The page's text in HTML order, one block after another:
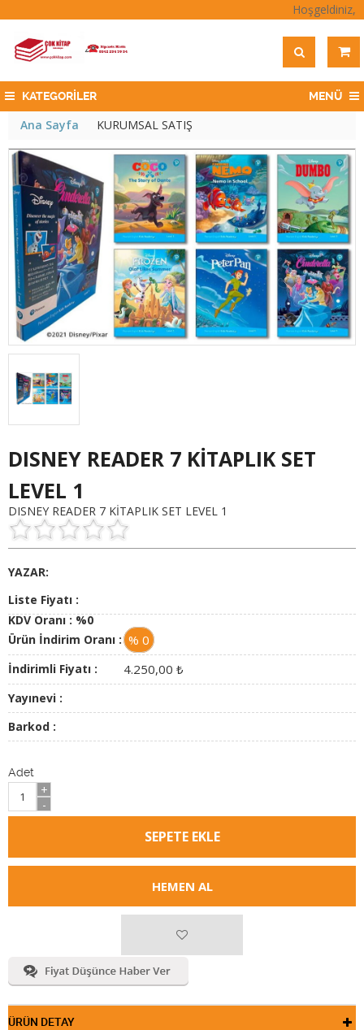
Hoşgeldiniz,
KATEGORİLER MENÜ
Ana Sayfa KURUMSAL SATIŞ
DISNEY READER 7 KİTAPLIK SET
LEVEL 1
DISNEY READER 7 KİTAPLIK SET LEVEL 1
YAZAR:
Liste Fiyatı :
KDV Oranı : %0
Ürün İndirim Oranı : % 0
İndirimli Fiyatı : 4.250,00 ₺
Yayınevi :
Barkod :
Adet
+
-
HEMEN AL
ÜRÜN DETAY